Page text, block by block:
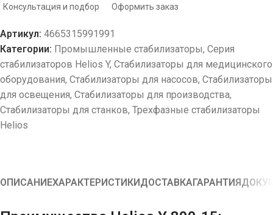
Консультация и подбор Оформить заказ
Артикул: 4665315991991
Категории: Промышленные стабилизаторы, Серия
стабилизаторов Helios Y, Стабилизаторы для медицинского
оборудования, Стабилизаторы для насосов, Стабилизаторы
для освещения, Стабилизаторы для производства,
Стабилизаторы для станков, Трехфазные стабилизаторы
Helios
ОПИСАНИЕХАРАКТЕРИСТИКИДОСТАВКАГАРАНТИЯ